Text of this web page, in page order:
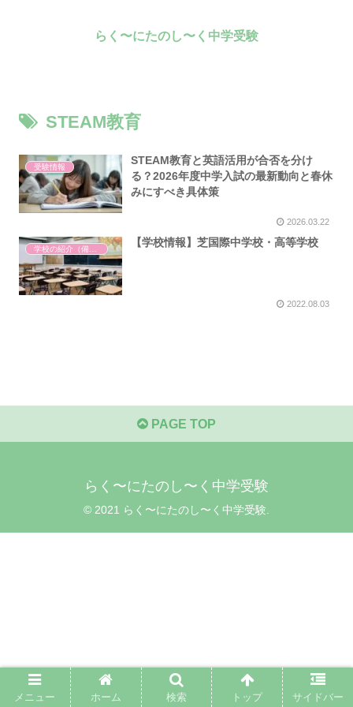
らく〜にたのし〜く中学受験
STEAM教育
受験情報
STEAM教育と英語活用が合否を分け
る？2026年度中学入試の最新動向と春休
みにすべき具体策
2026.03.22
【学校情報】芝国際中学校・高等学校
2022.08.03
PAGE TOP
らく〜にたのし〜く中学受験
© 2021 らく〜にたのし〜く中学受験.
メニュー ホーム 検索 トップ サイドバー